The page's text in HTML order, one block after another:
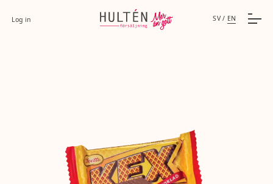
Log in SV / EN